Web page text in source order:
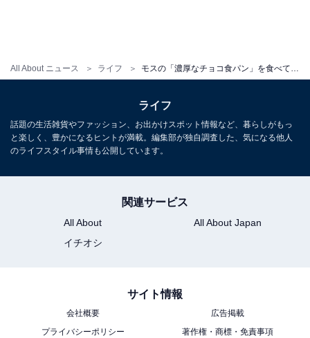
All About ニュース ライフ
ふんわり柔らかく、しっとりしている
「濃厚チョコ食パン」を袋から取り出す際も、パンのふ
わふわ感が伝わってきました。とても柔らかいです。
ライフ
話題の生活雑貨やファッション、お出かけスポット情報など、暮らしがもっ
と楽しく、豊かになるヒントが満載。編集部が独自調査した、気になる他人
のライフスタイル事情も公開しています。
関連サービス
All About
All About Japan
イチオシ
サイト情報
会社概要
広告掲載
プライバシーポリシー
著作権・商標・免責事項